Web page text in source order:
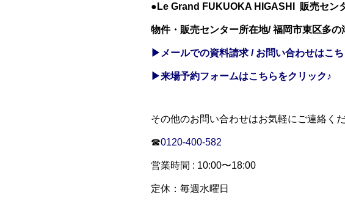
●Le Grand FUKUOKA HIGASHI 販売セン
物件・販売センター所在地/ 福岡市東区多の
▶メールでの資料請求 / お問い合わせはこ
▶来場予約フォームはこちらをクリック♪
その他のお問い合わせはお気軽にご連絡くだ
☎0120-400-582
営業時間 : 10:00〜18:00
定休：毎週水曜日